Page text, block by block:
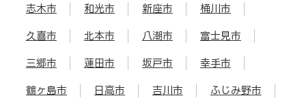
志木市 和光市 新座市 桶川市
久喜市 北本市 八潮市 富士見市
三郷市 蓮田市 坂戸市 幸手市
鶴ヶ島市 日高市 吉川市 ふじみ野市